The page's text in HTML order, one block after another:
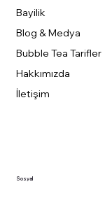
Bayilik
Blog & Medya
Bubble Tea Tarifler
Hakkımızda
İletişim
Sosyal